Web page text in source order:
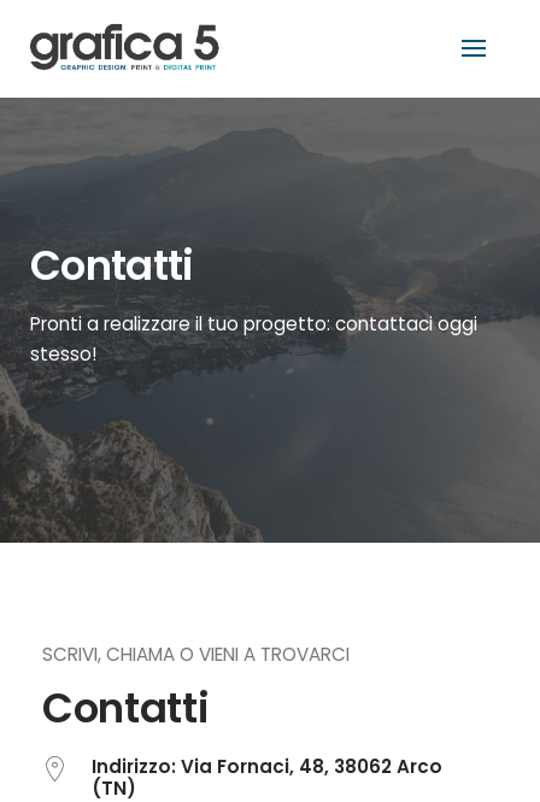
content
Contatti
Pronti a realizzare il tuo progetto: contattaci oggi
stesso!
SCRIVI, CHIAMA O VIENI A TROVARCI
Contatti
Indirizzo: Via Fornaci, 48, 38062 Arco
(TN)